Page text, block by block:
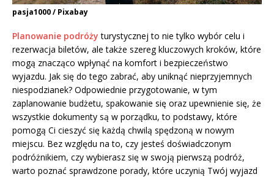
pasja1000 / Pixabay
Planowanie podróży turystycznej to nie tylko wybór celu i
rezerwacja biletów, ale także szereg kluczowych kroków, które
mogą znacząco wpłynąć na komfort i bezpieczeństwo
wyjazdu. Jak się do tego zabrać, aby uniknąć nieprzyjemnych
niespodzianek? Odpowiednie przygotowanie, w tym
zaplanowanie budżetu, spakowanie się oraz upewnienie się, że
wszystkie dokumenty są w porządku, to podstawy, które
pomogą Ci cieszyć się każdą chwilą spędzoną w nowym
miejscu. Bez względu na to, czy jesteś doświadczonym
podróżnikiem, czy wybierasz się w swoją pierwszą podróż,
warto poznać sprawdzone porady, które uczynią Twój wyjazd